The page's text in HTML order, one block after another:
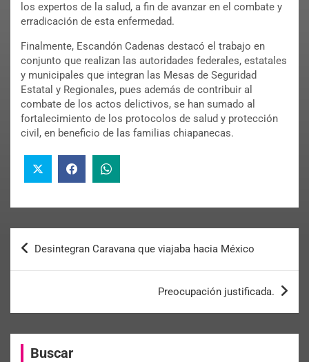
los expertos de la salud, a fin de avanzar en el combate y
erradicación de esta enfermedad.
Finalmente, Escandón Cadenas destacó el trabajo en
conjunto que realizan las autoridades federales, estatales
y municipales que integran las Mesas de Seguridad
Estatal y Regionales, pues además de contribuir al
combate de los actos delictivos, se han sumado al
fortalecimiento de los protocolos de salud y protección
civil, en beneficio de las familias chiapanecas.
Desintegran Caravana que viajaba hacia México
Preocupación justificada.
Buscar